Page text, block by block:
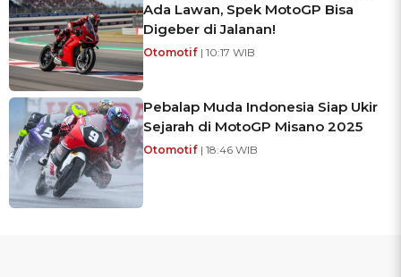
Ada Lawan, Spek MotoGP Bisa
Digeber di Jalanan!
Otomotif | 10:17 WIB
Pebalap Muda Indonesia Siap Ukir
Sejarah di MotoGP Misano 2025
Otomotif | 18:46 WIB